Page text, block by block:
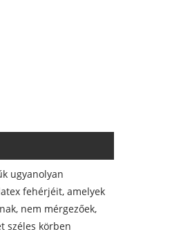
ugyanolyan
fehérjéit, amelyek
nem mérgezőek,
széles körben